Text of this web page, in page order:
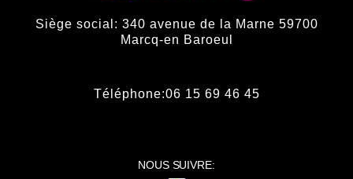
Siège social: 340 avenue de la Marne 59700
Marcq-en Baroeul
Téléphone:06 15 69 46 45
NOUS SUIVRE: